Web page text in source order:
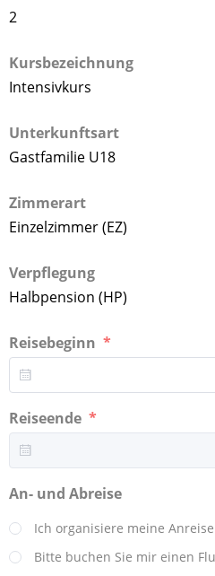
2
Kursbezeichnung
Intensivkurs
Unterkunftsart
Gastfamilie U18
Zimmerart
Einzelzimmer (EZ)
Verpflegung
Halbpension (HP)
Reisebeginn
Reiseende
An- und Abreise
Ich organisiere meine
Bitte buchen Sie mir einen